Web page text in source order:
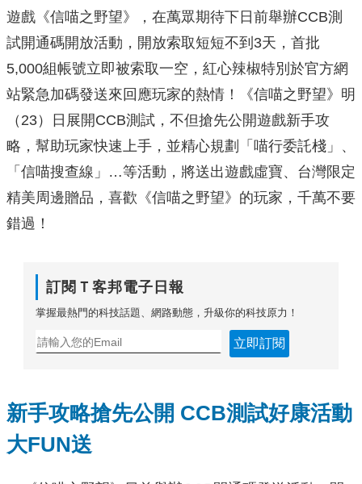
遊戲《信喵之野望》，在萬眾期待下日前舉辦CCB測
試開通碼開放活動，開放索取短短不到3天，首批
5,000組帳號立即被索取一空，紅心辣椒特別於官方網
站緊急加碼發送來回應玩家的熱情！《信喵之野望》明
（23）日展開CCB測試，不但搶先公開遊戲新手攻
略，幫助玩家快速上手，並精心規劃「喵行委託棧」、
「信喵搜查線」…等活動，將送出遊戲虛寶、台灣限定
精美周邊贈品，喜歡《信喵之野望》的玩家，千萬不要
錯過！
訂閱Ｔ客邦電子日報
掌握最熱門的科技話題、網路動態，升級你的科技原力！
立即訂閱
新手攻略搶先公開 CCB測試好康活動
大FUN送